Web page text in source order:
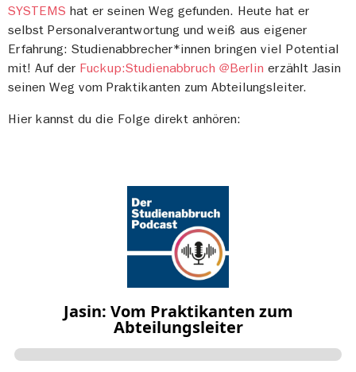
SYSTEMS hat er seinen Weg gefunden. Heute hat er
selbst Personalverantwortung und weiß aus eigener
Erfahrung: Studienabbrecher*innen bringen viel Potential
mit! Auf der Fuckup:Studienabbruch @Berlin erzählt Jasin
seinen Weg vom Praktikanten zum Abteilungsleiter. ⁠
Hier kannst du die Folge direkt anhören: